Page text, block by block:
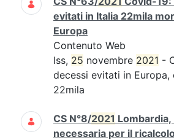
evitati in Italia 22mila
Europa
Contenuto Web
Iss, 25 novembre 2021 -
decessi evitati in Europa,
22mila
CS N°8/2021
necessaria per il